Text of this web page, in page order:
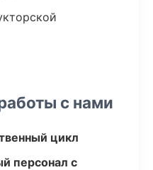
с нами
цикл
персонал с